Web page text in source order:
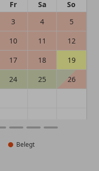
Fr Sa
So
3 4
5
10 11
12
17 18
19
24 25
26
Belegt